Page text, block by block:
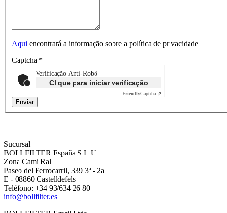
Aqui encontrará a informação sobre a política de privacidade
Captcha *
Verificação Anti-Robô
Clique para iniciar verificação
FriendlyCaptcha ⇗
Sucursal
BOLLFILTER España S.L.U
Zona Cami Ral
Paseo del Ferrocarril, 339 3ª - 2a
E - 08860 Castelldefels
Teléfono: +34 93/634 26 80
info@bollfilter.es